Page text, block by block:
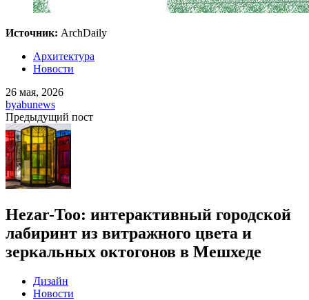
Источник: ArchDaily
Архитектура
Новости
26 мая, 2026
byabunews
Предыдущий пост
Hezar-Too: интерактивный городской
лабиринт из витражного цвета и
зеркальных октогонов в Мешхеде
Дизайн
Новости